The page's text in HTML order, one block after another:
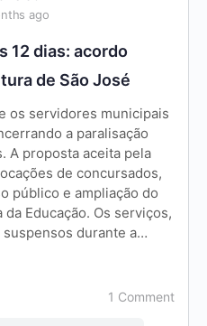
ago
12 dias: acordo
de São José
os servidores municipais
a paralisação
A proposta aceita pela
de concursados,
público e ampliação do
Educação. Os serviços,
durante a…
1 Comment